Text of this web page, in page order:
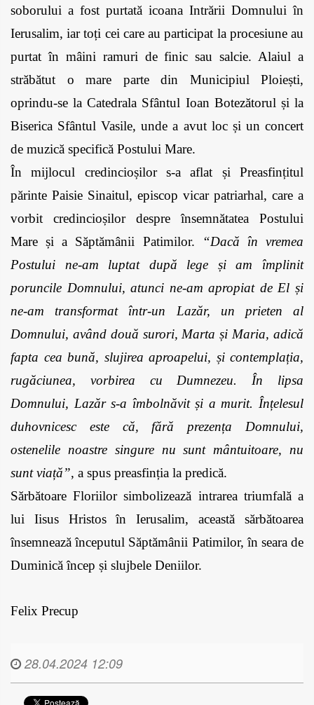
soborului a fost purtată icoana Intrării Domnului în
Ierusalim, iar toți cei care au participat la procesiune au
purtat în mâini ramuri de finic sau salcie. Alaiul a
străbătut o mare parte din Municipiul Ploiești,
oprindu-se la Catedrala Sfântul Ioan Botezătorul și la
Biserica Sfântul Vasile, unde a avut loc și un concert
de muzică specifică Postului Mare.
În mijlocul credincioșilor s-a aflat și Preasfințitul
părinte Paisie Sinaitul, episcop vicar patriarhal, care a
vorbit credincioșilor despre însemnătatea Postului
Mare și a Săptămânii Patimilor.
“Dacă în vremea
Postului ne‑am luptat după lege și am împlinit
poruncile Domnului, atunci ne‑am apropiat de El și
ne‑am transformat într‑un Lazăr, un prieten al
Domnului, având două surori, Marta și Maria, adică
fapta cea bună, slujirea aproapelui, și contemplația,
rugăciunea, vorbirea cu Dumnezeu. În lipsa
Domnului, Lazăr s‑a îmbolnăvit și a murit. Înțelesul
duhovnicesc este că, fără prezența Domnului,
ostenelile noastre singure nu sunt mântuitoare, nu
sunt viață”, a spus preasfinția la predică.
Sărbătoare Floriilor simbolizează intrarea triumfală a
lui Iisus Hristos în Ierusalim, această sărbătoarea
însemnează începutul Săptămânii Patimilor, în seara de
Duminică încep și slujbele Deniilor.
Felix Precup
28.04.2024 12:09